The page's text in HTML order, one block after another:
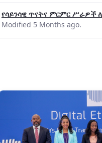
የሳይንሳዊ ጥናትና ምርምር
Modified 5 Months ago.